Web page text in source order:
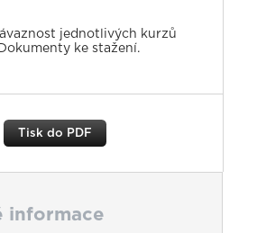
jednotlivých kurzů
Dokumenty ke stažení.
Tisk do PDF
informace